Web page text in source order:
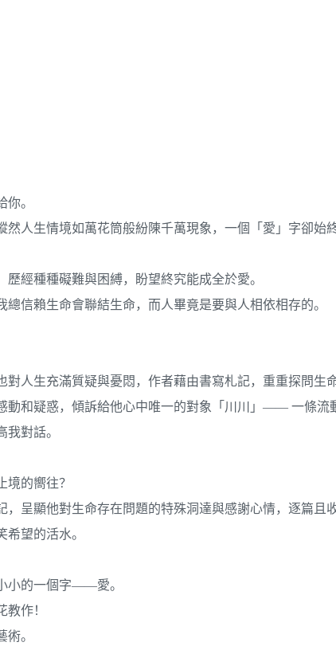
。
然人生情境如萬花筒般紛陳千萬現象，一個「愛」字卻始
經種種礙難與困縛，盼望終究能成全於愛。
信賴生命會聯結生命，而人畢竟是要與人相依相存的。
對人生充滿質疑與憂悶，作者藉由書寫札記，重重探問生
動和疑惑，傾訴給他心中唯一的對象「川川」—— 一條流
對話。
的嚮往？
，呈顯他對生命存在問題的特殊洞達與感謝心情，逐篇且
望的活水。
小的一個字——愛。
作！
。